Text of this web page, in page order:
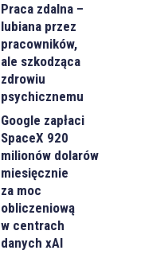
Praca zdalna –
lubiana przez
pracowników,
ale szkodząca
zdrowiu
psychicznemu
Google zapłaci
SpaceX 920
milionów dolarów
miesięcznie
za moc
obliczeniową
w centrach
danych xAI